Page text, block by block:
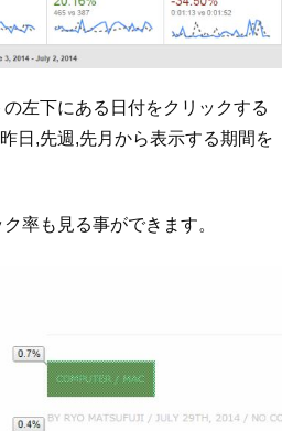
左下にある日付をクリックする
日,先週,先月から表示する期間を
率も見る事ができます。